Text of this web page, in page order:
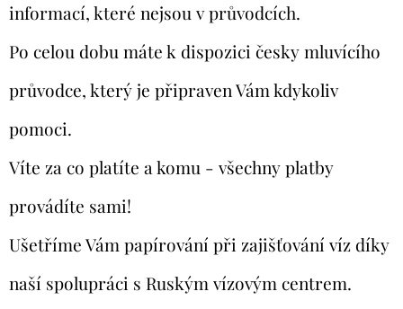
informací, které nejsou v průvodcích.
Po celou dobu máte k dispozici česky mluvícího
průvodce, který je připraven Vám kdykoliv
pomoci.
Víte za co platíte a komu - všechny platby
provádíte sami!
Ušetříme Vám papírování při zajišťování víz díky
naší spolupráci s Ruským vízovým centrem.